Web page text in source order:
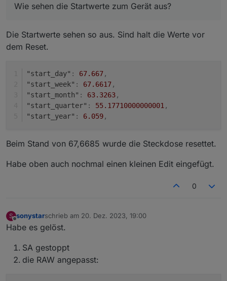
Wie sehen die Startwerte zum Gerät aus?
Die Startwerte sehen so aus. Sind halt die Werte vor
dem Reset.
"start_day" : 67.667,
"start_week" : 67.6617,
"start_month" : 63.3263,
"start_quarter" : 55.17710000000001 ,
"start_year" : 6.059,
Beim Stand von 67,6685 wurde die Steckdose resettet.
Habe oben auch nochmal einen kleinen Edit eingefügt.
0
S
Offline
sonystarschrieb am 20. Dez. 2023, 19:00
zuletzt editiert von
Habe es gelöst.
SA gestoppt
die RAW angepasst: